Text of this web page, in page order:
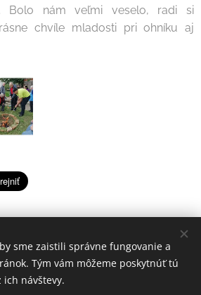
Bolo nám veľmi veselo, radi si
chvíle mladosti pri ohníku aj
sme zaistili správne fungovanie a
Tým vám môžeme poskytnúť tú
návštevy.